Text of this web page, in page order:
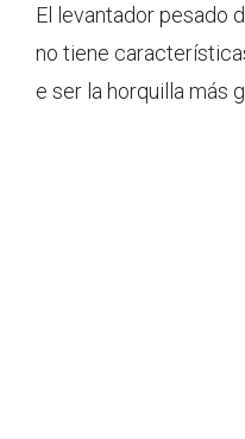
El levantador pesado
no tiene
e ser la horquilla más